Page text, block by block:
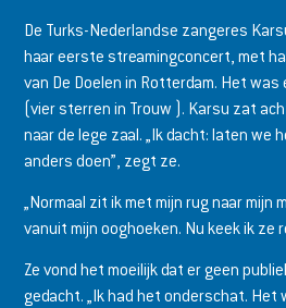
De Turks-Nederlandse zangeres
haar eerste streamingconcert, met
van De Doelen in Rotterdam. Het
(vier sterren in Trouw ). Karsu zat
naar de lege zaal. „Ik dacht: laten we
anders doen”, zegt ze.
„Normaal zit ik met mijn rug naar mijn
vanuit mijn ooghoeken. Nu keek ik ze
Ze vond het moeilijk dat er geen
gedacht. „Ik had het onderschat.